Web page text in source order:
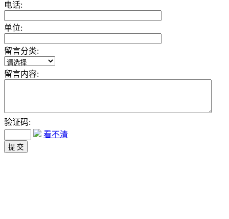
电话:
单位:
留言分类:
留言内容:
验证码:
看不清